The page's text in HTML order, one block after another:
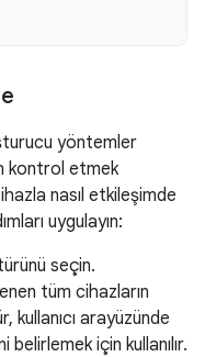
yöntemler
kontrol etmek
nasıl etkileşimde
uygulayın:
seçin.
tüm cihazların
kullanıcı arayüzünde
için kullanılır.